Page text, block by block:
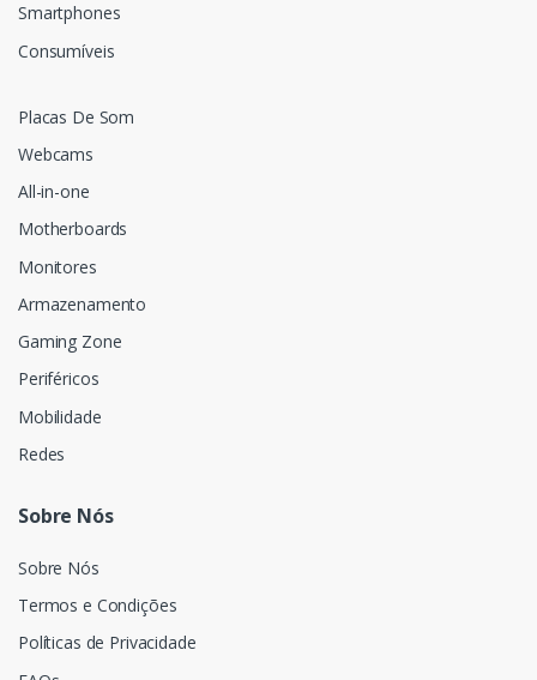
Smartphones
Consumíveis
Placas De Som
Webcams
All-in-one
Motherboards
Monitores
Armazenamento
Gaming Zone
Periféricos
Mobilidade
Redes
Sobre Nós
Sobre Nós
Termos e Condições
Políticas de Privacidade